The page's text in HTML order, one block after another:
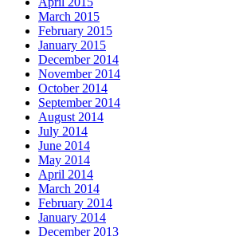
March 2015
February 2015
January 2015
December 2014
November 2014
October 2014
September 2014
August 2014
July 2014
June 2014
May 2014
April 2014
March 2014
February 2014
January 2014
December 2013